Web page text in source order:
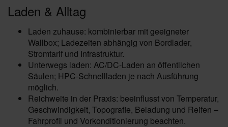
Laden & Alltag
Laden zuhause: kombinierbar mit geeigneter
Wallbox; Ladezeiten abhängig von Bordlader,
Stromtarif und Infrastruktur.
Unterwegs laden: AC/DC-Laden an öffentlichen
Säulen; HPC-Schnellladen je nach Ausführung
möglich.
Reichweite in der Praxis: beeinflusst von Temperatur,
Geschwindigkeit, Topografie, Beladung und Reifen –
Fahrprofil und Vorkonditionierung beachten.